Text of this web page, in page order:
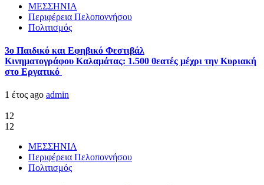
ΜΕΣΣΗΝΙΑ
Περιφέρεια Πελοποννήσου
Πολιτισμός
3ο Παιδικό και Εφηβικό Φεστιβάλ
Κινηματογράφου Καλαμάτας: 1.500 θεατές μέχρι την Κυριακή
στο Εργατικό
1 έτος ago admin
12
12
ΜΕΣΣΗΝΙΑ
Περιφέρεια Πελοποννήσου
Πολιτισμός